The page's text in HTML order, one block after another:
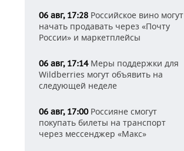
06 авг, 17:28 Российское вино могут
начать продавать через «Почту
России» и маркетплейсы
06 авг, 17:14Меры поддержки для
Wildberries могут объявить на
следующей неделе
06 авг, 17:00Россияне смогут
покупать билеты на транспорт
через мессенджер «Макс»